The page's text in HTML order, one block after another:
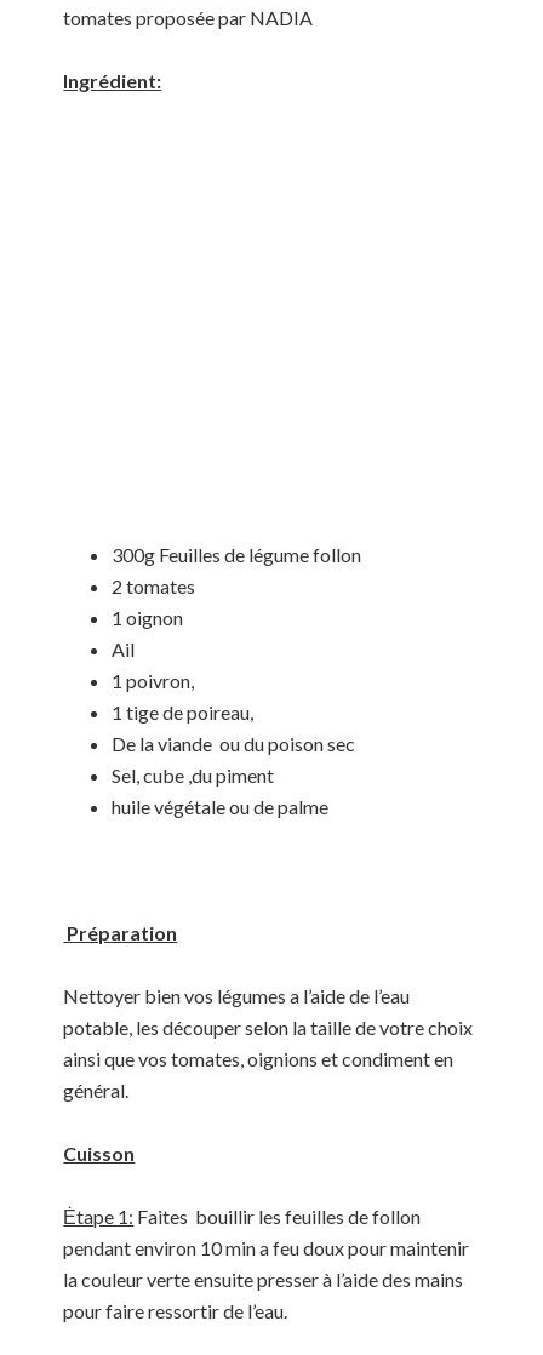
tomates proposée par NADIA
Ingrédient:
300g Feuilles de légume follon
2 tomates
1 oignon
Ail
1 poivron,
1 tige de poireau,
De la viande ou du poison sec
Sel, cube ,du piment
huile végétale ou de palme
Préparation
Nettoyer bien vos légumes a l’aide de l’eau
potable, les découper selon la taille de votre choix
ainsi que vos tomates, oignions et condiment en
général.
Cuisson
Ėtape 1: Faites bouillir les feuilles de follon
pendant environ 10 min a feu doux pour maintenir
la couleur verte ensuite presser à l’aide des mains
pour faire ressortir de l’eau.